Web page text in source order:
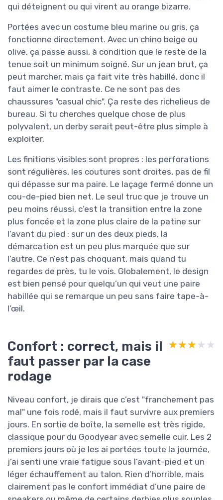
qui déteignent ou qui virent au orange bizarre.
Portées avec un costume bleu marine ou gris, ça
fonctionne directement. Avec un chino beige ou
olive, ça passe aussi, à condition que le reste de la
tenue soit un minimum soigné. Sur un jean brut, ça
peut marcher, mais ça fait vite très habillé, donc il
faut aimer le contraste. Ce ne sont pas des
chaussures "casual chic". Ça reste des richelieus de
bureau. Si tu cherches quelque chose de plus
polyvalent, un derby serait peut-être plus simple à
exploiter.
Les finitions visibles sont propres : les perforations
sont régulières, les coutures sont droites, pas de fil
qui dépasse sur ma paire. Le laçage fermé donne un
cou-de-pied bien net. Le seul truc que je trouve un
peu moins réussi, c’est la transition entre la zone
plus foncée et la zone plus claire de la patine sur
l’avant du pied : sur un des deux pieds, la
démarcation est un peu plus marquée que sur
l’autre. Ce n’est pas choquant, mais quand tu
regardes de près, tu le vois. Globalement, le design
est bien pensé pour quelqu’un qui veut une paire
habillée qui se remarque un peu sans faire tape-à-
l’œil.
Confort : correct, mais il
faut passer par la case
rodage
★★★★★
★★★★★
Niveau confort, je dirais que c’est "franchement pas
mal" une fois rodé, mais il faut survivre aux premiers
jours. En sortie de boîte, la semelle est très rigide,
classique pour du Goodyear avec semelle cuir. Les 2
premiers jours où je les ai portées toute la journée,
j’ai senti une vraie fatigue sous l’avant-pied et un
léger échauffement au talon. Rien d’horrible, mais
clairement pas le confort immédiat d’une paire de